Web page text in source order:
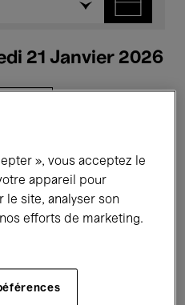
21 Janvier 2026
Concerts
Performances
Global Music
», vous acceptez le
appareil pour
le site, analyser son
efforts de marketing.